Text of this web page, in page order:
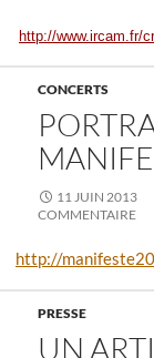
http://www.ircam.fr/
CONCERTS
11 JUIN 2013
COMMENTAIRE
http://
PRESSE
UN